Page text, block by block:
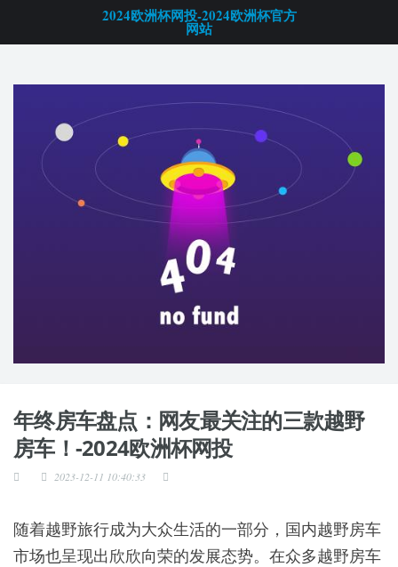
2024欧洲杯网投-2024欧洲杯官方
网站
年终房车盘点：网友最关注的三款越野
房车！-2024欧洲杯网投
2023-12-11 10:40:33
随着越野旅行成为大众生活的一部分，国内越野房车
市场也呈现出欣欣向荣的发展态势。在众多越野房车